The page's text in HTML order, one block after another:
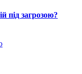
під загрозою?